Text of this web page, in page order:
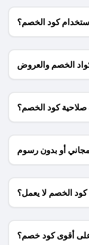
كود الخصم؟
الخصم والعروض
للمتاجر؟
كود الخصم؟
أو بدون رسوم
الشحن ؟
الخصم لا يعمل؟
أقوى كود خصم؟